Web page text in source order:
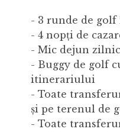
- 3 runde de golf
- 4 nopți de
- Mic dejun zilnic
- Buggy de golf
itinerariului
- Toate
și pe terenul de
- Toate